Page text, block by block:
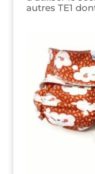
autres TE1